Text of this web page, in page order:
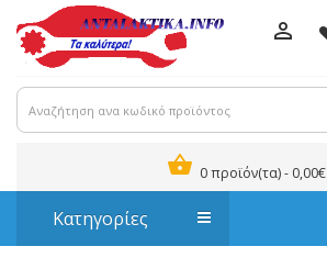
0 προϊόν(τα) - 0,00€
Κατηγορίες